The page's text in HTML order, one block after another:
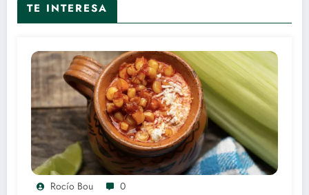
TE INTERESA
Rocío Bou 0